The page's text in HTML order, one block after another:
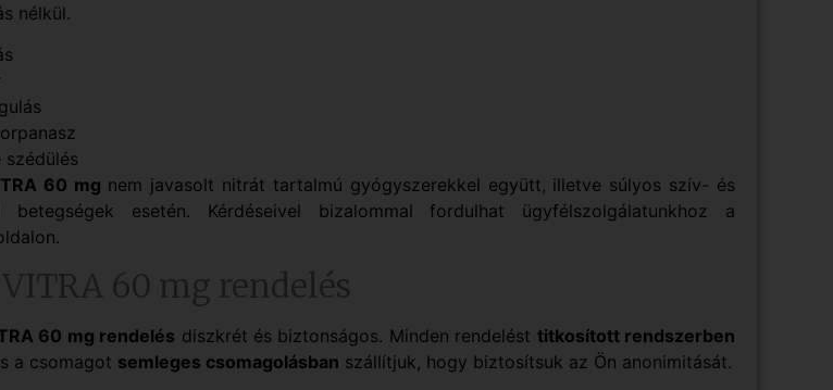
nélkül.
szédülés
60 mg nem javasolt nitrát tartalmú gyógyszerekkel együtt, illetve súlyos szív- és
betegségek esetén. Kérdéseivel bizalommal fordulhat ügyfélszolgálatunkhoz a
VITRA 60 mg rendelés
60 mg rendelés diszkrét és biztonságos. Minden rendelést titkosított rendszerben
a csomagot semleges csomagolásban szállítjuk, hogy biztosítsuk az Ön anonimitását.